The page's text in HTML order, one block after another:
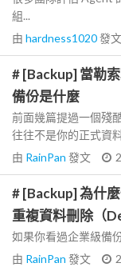
組...
由 hardness1020發文
# [Backup] 當勒
備份是什麼
前面幾篇提過一個殘
往往不是你的正式資
由 RainPan 發文
# [Backup] 為什
重複資料刪除（
如果你看過企業級備
由 RainPan 發文